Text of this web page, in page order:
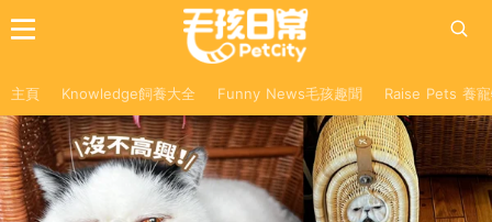
主頁 Knowledge飼養大全 Funny News毛孩趣聞 Raise Pets 養